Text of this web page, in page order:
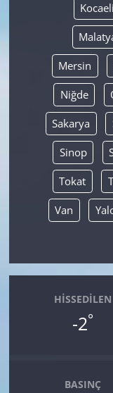
Kocaeli
Mersin
Niğde
Sakarya
Sinop
Tokat
Van
HISSEDILEN
-2°
BASINÇ